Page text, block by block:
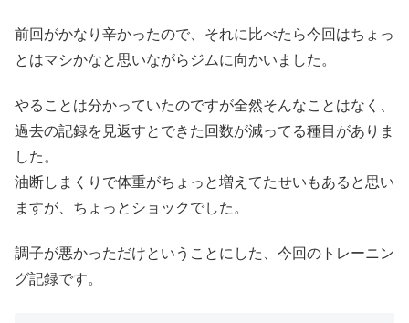
前回がかなり辛かったので、それに比べたら今回はちょっ
とはマシかなと思いながらジムに向かいました。
やることは分かっていたのですが全然そんなことはなく、
過去の記録を見返すとできた回数が減ってる種目がありま
した。
油断しまくりで体重がちょっと増えてたせいもあると思い
ますが、ちょっとショックでした。
調子が悪かっただけということにした、今回のトレーニン
グ記録です。